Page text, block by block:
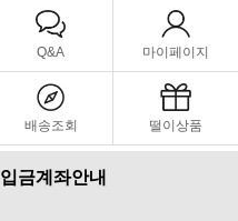
Q&A 마이페이지
배송조회 떨이상품
입금계좌안내